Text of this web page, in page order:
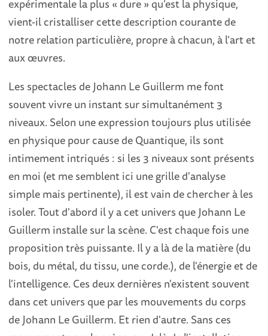
expérimentale la plus « dure » qu’est la physique,
vient-il cristalliser cette description courante de
notre relation particulière, propre à chacun, à l’art et
aux œuvres.
Les spectacles de Johann Le Guillerm me font
souvent vivre un instant sur simultanément 3
niveaux. Selon une expression toujours plus utilisée
en physique pour cause de Quantique, ils sont
intimement intriqués : si les 3 niveaux sont présents
en moi (et me semblent ici une grille d'analyse
simple mais pertinente), il est vain de chercher à les
isoler. Tout d'abord il y a cet univers que Johann Le
Guillerm installe sur la scène. C'est chaque fois une
proposition très puissante. Il y a là de la matière (du
bois, du métal, du tissu, une corde.), de l'énergie et de
l'intelligence. Ces deux dernières n'existent souvent
dans cet univers que par les mouvements du corps
de Johann Le Guillerm. Et rien d'autre. Sans ces